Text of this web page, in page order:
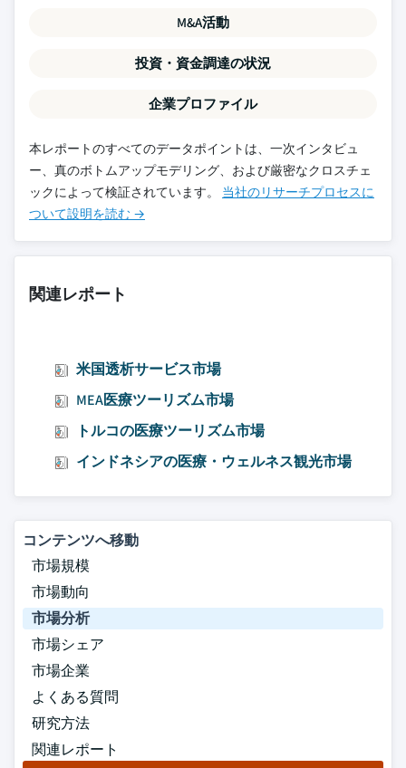
M&A活動
投資・資金調達の状況
企業プロファイル
本レポートのすべてのデータポイントは、一次インタビュ
ー、真のボトムアップモデリング、および厳密なクロスチェ
ックによって検証されています。 当社のリサーチプロセスに
ついて設明を読む →
関連レポート
米国透析サービス市場
MEA医療ツーリズム市場
トルコの医療ツーリズム市場
インドネシアの医療・ウェルネス観光市場
コンテンツへ移動
市場規模
市場動向
市場分析
市場シェア
市場企業
よくある質問
研究方法
関連レポート